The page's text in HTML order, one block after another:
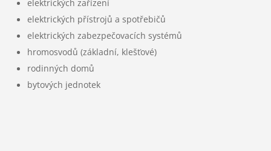
elektrických zařízení
elektrických přístrojů a spotřebičů
elektrických zabezpečovacích systémů
hromosvodů (základní, klešťové)
rodinných domů
bytových jednotek